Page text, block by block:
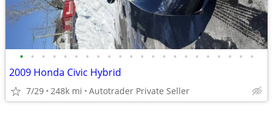
• • • • • • • • • • • • • • • • • • • • • •
2009 Honda Civic Hybrid
7/29 248k mi Autotrader Private Seller